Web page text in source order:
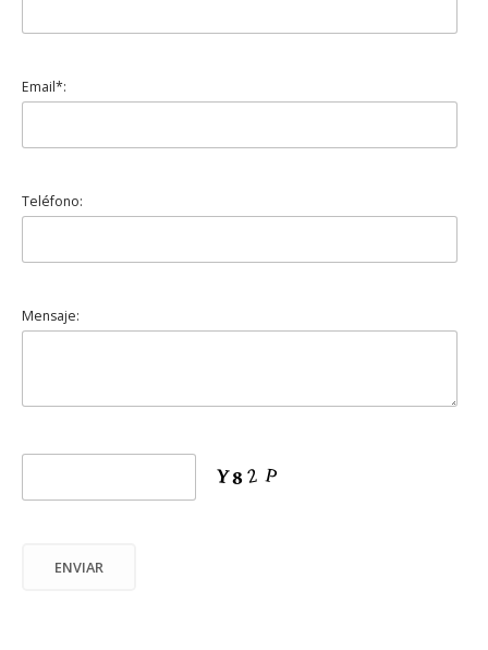
Email*:
Teléfono:
Mensaje: